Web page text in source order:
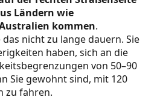
Ländern wie
kommen.
nicht zu lange dauern. Sie
haben, sich an die
von 50–90
Sie gewohnt sind, mit 120
zu fahren.